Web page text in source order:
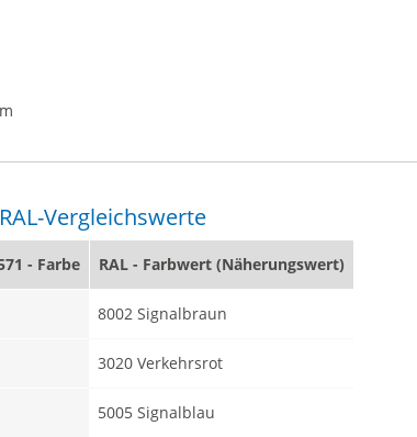
Vergleichswerte
- Farbe RAL - Farbwert (Näherungswert)
8002 Signalbraun
3020 Verkehrsrot
5005 Signalblau